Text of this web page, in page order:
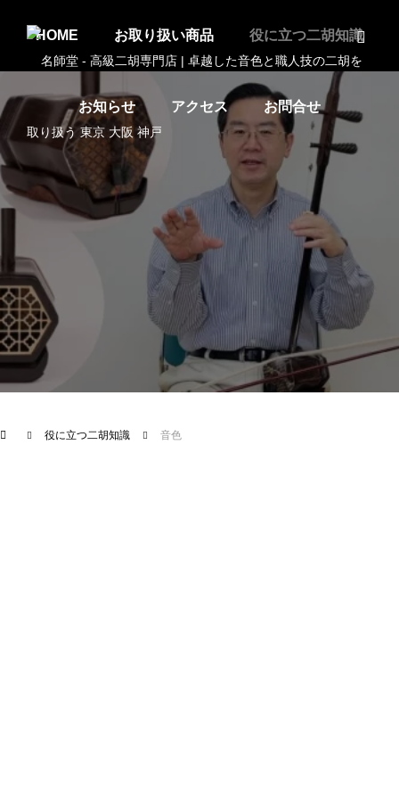
HOME お取り扱い商品 役に立つ二胡知識
お知らせ アクセス お問合せ
役に立つ二胡知識 音色